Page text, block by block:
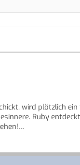
wird plötzlich
Ruby